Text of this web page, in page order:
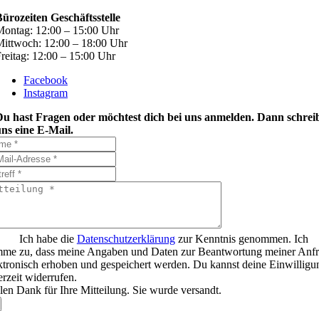
Geschäftsstelle
12:00 – 15:00 Uhr
12:00 – 18:00 Uhr
12:00 – 15:00 Uhr
Facebook
Instagram
hast Fragen oder möchtest dich bei uns anmelden. Dann
eine E-Mail.
Ich habe die Datenschutzerklärungzur Kenntnis genommen. Ich
zu, dass meine Angaben und Daten zur Beantwortung meiner
erhoben und gespeichert werden. Du kannst deine
widerrufen.
Dank für Ihre Mitteilung. Sie wurde versandt.